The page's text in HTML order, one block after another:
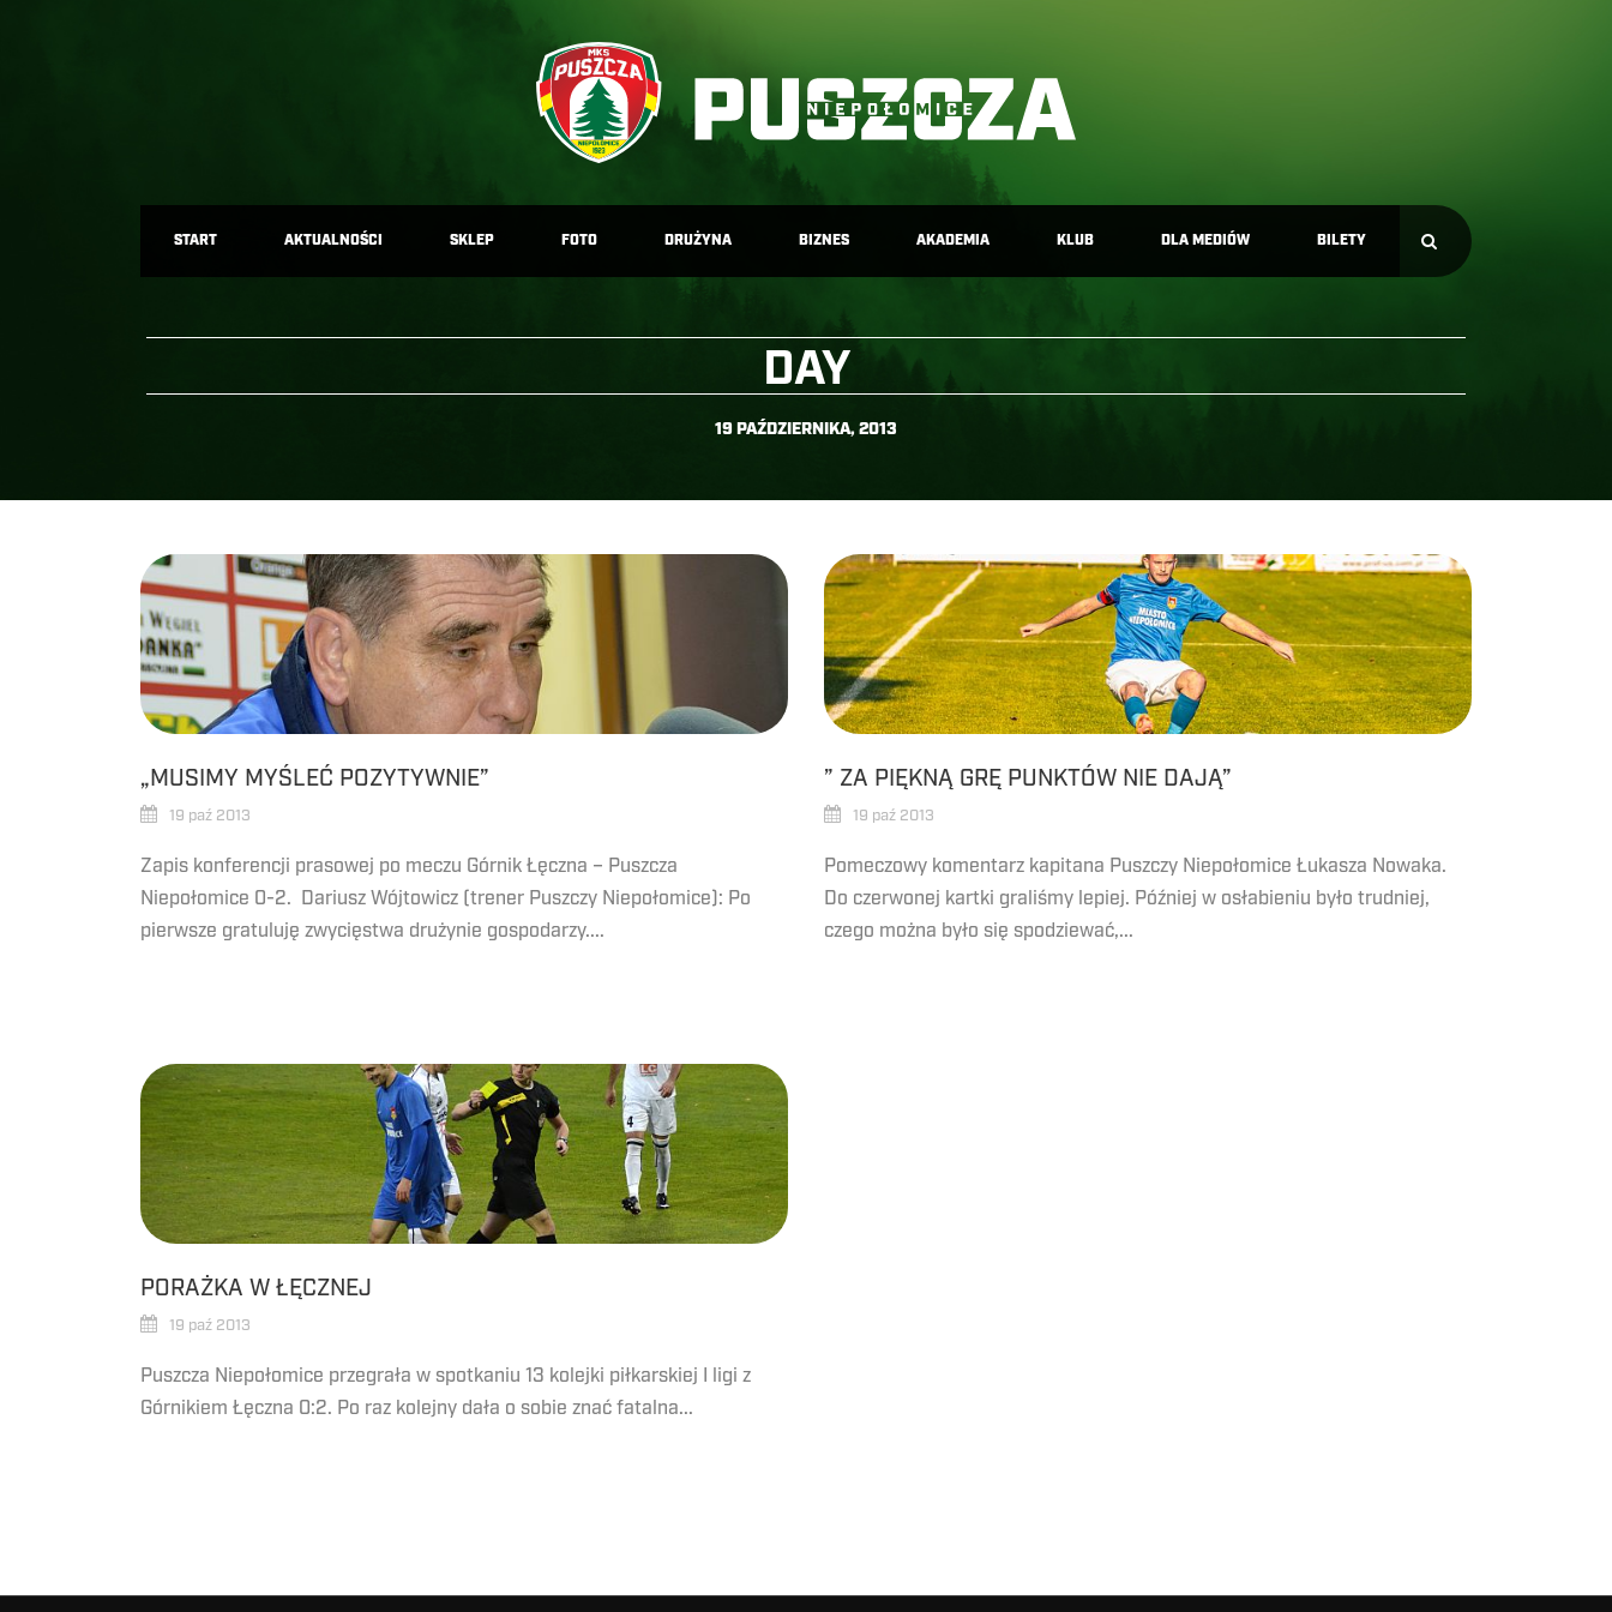
START AKTUALNOŚCI SKLEP FOTO DRUŻYNA BIZNES AKADEMIA KLUB DLA MEDIÓW BILETY
DAY
19 PAŹDZIERNIKA, 2013
„MUSIMY MYŚLEĆ POZYTYWNIE”
19 paź 2013
Zapis konferencji prasowej po meczu Górnik Łęczna – Puszcza
Niepołomice 0-2. Dariusz Wójtowicz (trener Puszczy Niepołomice): Po
pierwsze gratuluję zwycięstwa drużynie gospodarzy....
” ZA PIĘKNĄ GRĘ PUNKTÓW NIE DAJĄ”
19 paź 2013
Pomeczowy komentarz kapitana Puszczy Niepołomice Łukasza Nowaka.
Do czerwonej kartki graliśmy lepiej. Później w osłabieniu było trudniej,
czego można było się spodziewać,...
PORAŻKA W ŁĘCZNEJ
19 paź 2013
Puszcza Niepołomice przegrała w spotkaniu 13 kolejki piłkarskiej I ligi z
Górnikiem Łęczna 0:2. Po raz kolejny dała o sobie znać fatalna...